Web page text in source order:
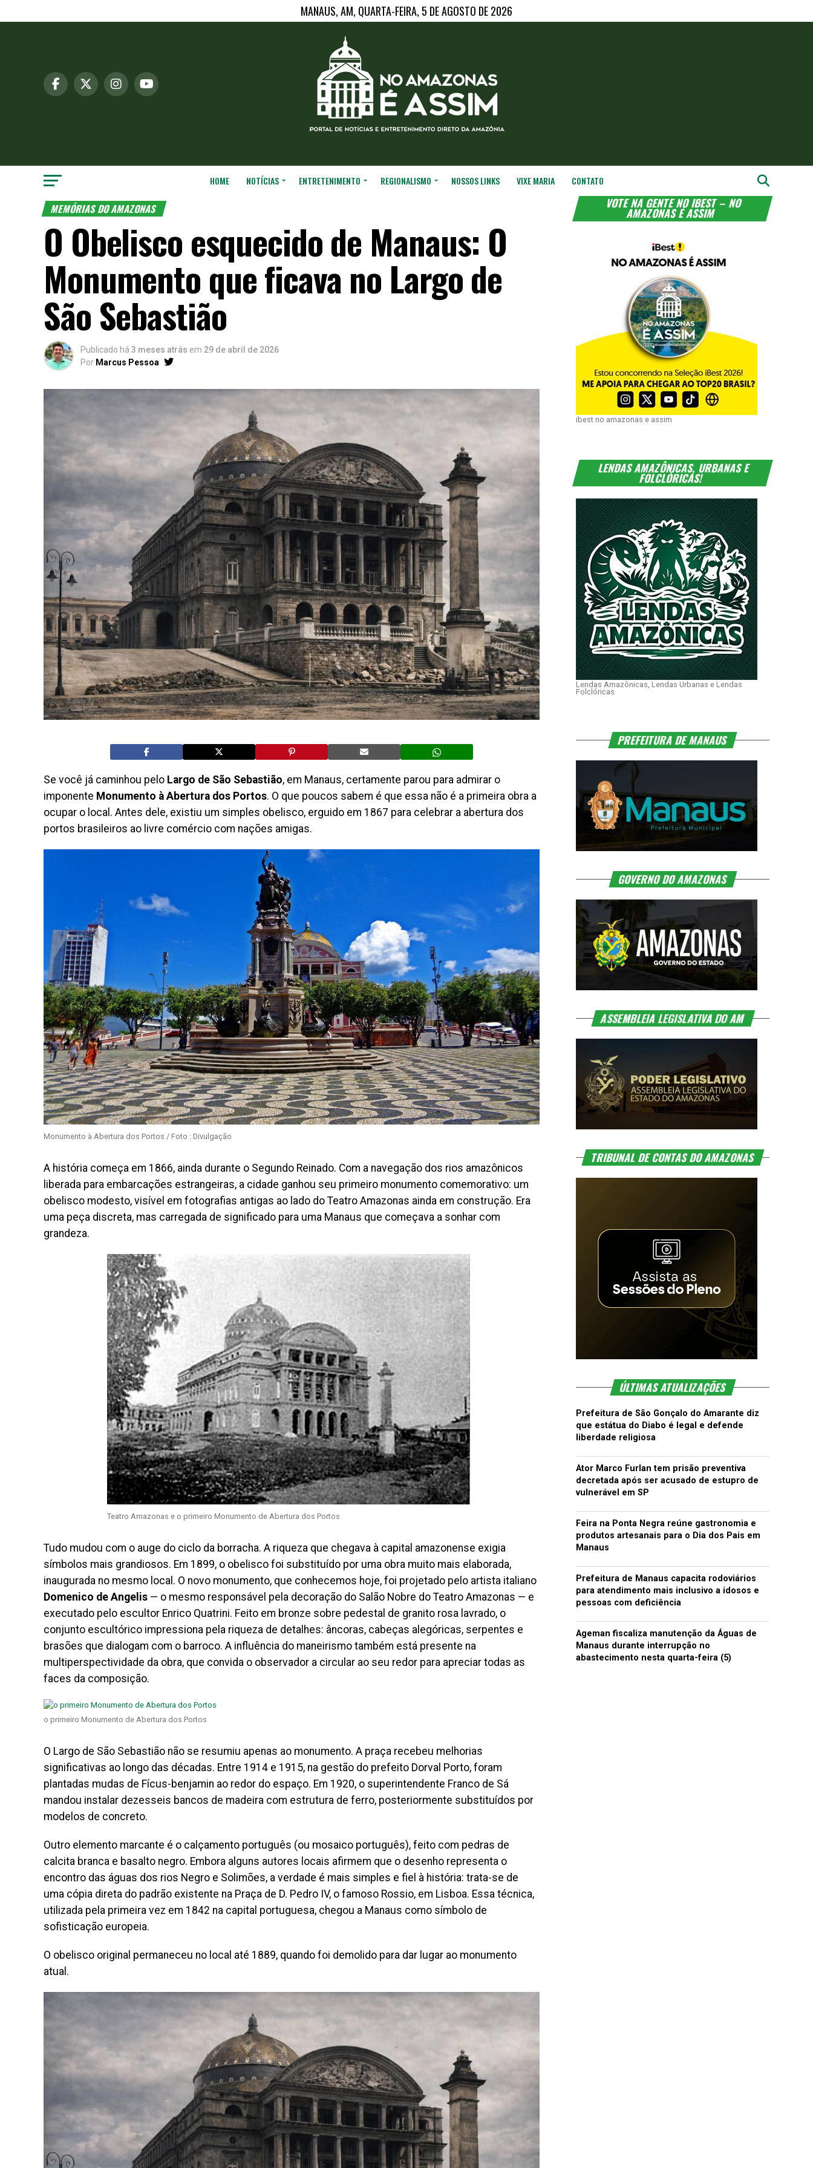
MANAUS, AM, QUARTA-FEIRA, 5 DE AGOSTO DE 2026
HOME NOTÍCIAS ENTRETENIMENTO REGIONALISMO NOSSOS LINKS VIXE MARIA CONTATO
MEMÓRIAS DO AMAZONAS
O Obelisco esquecido de Manaus: O
Monumento que ficava no Largo de
São Sebastião
Publicado há 3 meses atrás em 29 de abril de 2026
Por Marcus Pessoa
Se você já caminhou pelo Largo de São Sebastião, em Manaus, certamente parou para admirar o
imponente Monumento à Abertura dos Portos. O que poucos sabem é que essa não é a primeira obra a
ocupar o local. Antes dele, existiu um simples obelisco, erguido em 1867 para celebrar a abertura dos
portos brasileiros ao livre comércio com nações amigas.
Monumento à Abertura dos Portos / Foto : Divulgação
A história começa em 1866, ainda durante o Segundo Reinado. Com a navegação dos rios amazônicos
liberada para embarcações estrangeiras, a cidade ganhou seu primeiro monumento comemorativo: um
obelisco modesto, visível em fotografias antigas ao lado do Teatro Amazonas ainda em construção. Era
uma peça discreta, mas carregada de significado para uma Manaus que começava a sonhar com
grandeza.
Teatro Amazonas e o primeiro Monumento de Abertura dos Portos
Tudo mudou com o auge do ciclo da borracha. A riqueza que chegava à capital amazonense exigia
símbolos mais grandiosos. Em 1899, o obelisco foi substituído por uma obra muito mais elaborada,
inaugurada no mesmo local. O novo monumento, que conhecemos hoje, foi projetado pelo artista italiano
Domenico de Angelis — o mesmo responsável pela decoração do Salão Nobre do Teatro Amazonas — e
executado pelo escultor Enrico Quatrini. Feito em bronze sobre pedestal de granito rosa lavrado, o
conjunto escultórico impressiona pela riqueza de detalhes: âncoras, cabeças alegóricas, serpentes e
brasões que dialogam com o barroco. A influência do maneirismo também está presente na
multiperspectividade da obra, que convida o observador a circular ao seu redor para apreciar todas as
faces da composição.
o primeiro Monumento de Abertura dos Portos
O Largo de São Sebastião não se resumiu apenas ao monumento. A praça recebeu melhorias
significativas ao longo das décadas. Entre 1914 e 1915, na gestão do prefeito Dorval Porto, foram
plantadas mudas de Fícus-benjamin ao redor do espaço. Em 1920, o superintendente Franco de Sá
mandou instalar dezesseis bancos de madeira com estrutura de ferro, posteriormente substituídos por
modelos de concreto.
Outro elemento marcante é o calçamento português (ou mosaico português), feito com pedras de
calcita branca e basalto negro. Embora alguns autores locais afirmem que o desenho representa o
encontro das águas dos rios Negro e Solimões, a verdade é mais simples e fiel à história: trata-se de
uma cópia direta do padrão existente na Praça de D. Pedro IV, o famoso Rossio, em Lisboa. Essa técnica,
utilizada pela primeira vez em 1842 na capital portuguesa, chegou a Manaus como símbolo de
sofisticação europeia.
O obelisco original permaneceu no local até 1889, quando foi demolido para dar lugar ao monumento
atual.
VOTE NA GENTE NO IBEST – NO
AMAZONAS É ASSIM
ibest no amazonas e assim
LENDAS AMAZÔNICAS, URBANAS E
FOLCLÓRICAS!
Lendas Amazônicas, Lendas Urbanas e Lendas
Folclóricas
PREFEITURA DE MANAUS
GOVERNO DO AMAZONAS
ASSEMBLEIA LEGISLATIVA DO AM
TRIBUNAL DE CONTAS DO AMAZONAS
ÚLTIMAS ATUALIZAÇÕES
Prefeitura de São Gonçalo do Amarante diz
que estátua do Diabo é legal e defende
liberdade religiosa
Ator Marco Furlan tem prisão preventiva
decretada após ser acusado de estupro de
vulnerável em SP
Feira na Ponta Negra reúne gastronomia e
produtos artesanais para o Dia dos Pais em
Manaus
Prefeitura de Manaus capacita rodoviários
para atendimento mais inclusivo a idosos e
pessoas com deficiência
Ageman fiscaliza manutenção da Águas de
Manaus durante interrupção no
abastecimento nesta quarta-feira (5)